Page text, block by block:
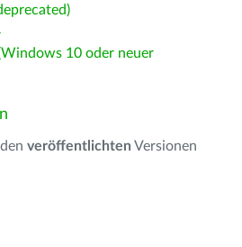
10 oder neuer
veröffentlichten Versionen